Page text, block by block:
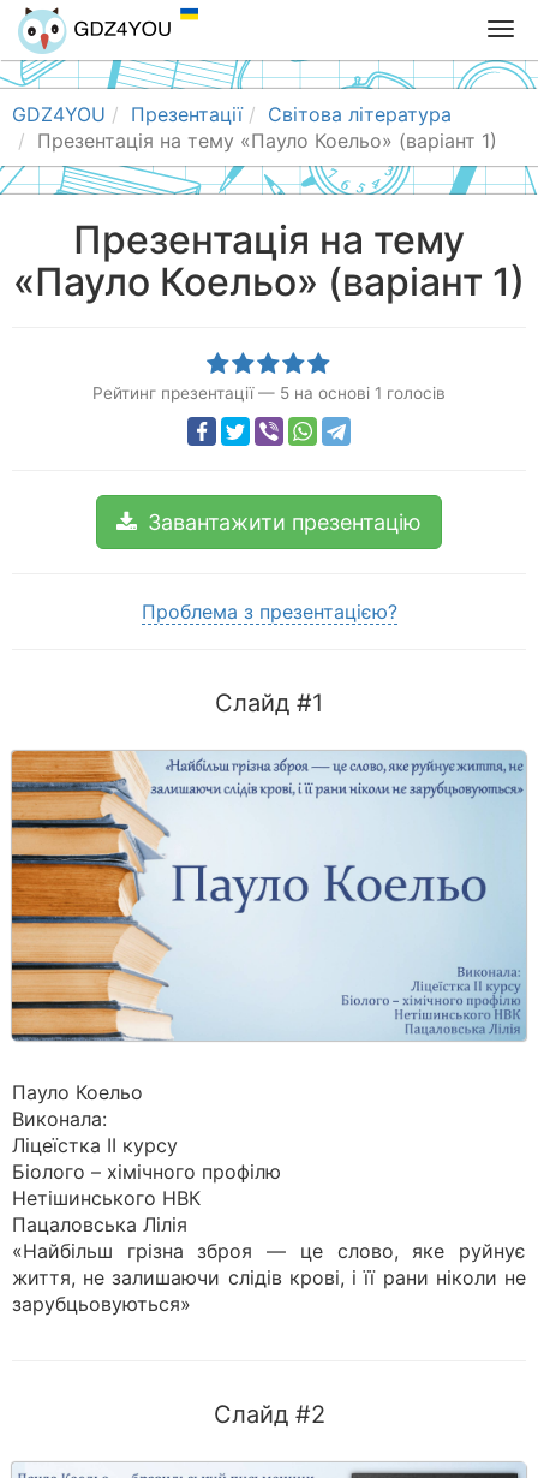
T
o
g
e
n
i
g
GDZ4YOU Презентації
Світова література
Презентація на тему «Пауло Коельо» (варіант 1)
Презентація на тему
«Пауло Коельо» (варіант 1)
Рейтинг презентації — 5 на основі 1 голосів
Завантажити презентацію
Проблема з презентацією?
Слайд #1
Пауло Коельо
Виконала:
Ліцеїстка II курсу
Біолого – хімічного профілю
Нетішинського НВК
Пацаловська Лілія
«Найбільш грізна зброя — це слово, яке руйнує
життя, не залишаючи слідів крові, і її рани ніколи не
зарубцьовуються»
Слайд #2